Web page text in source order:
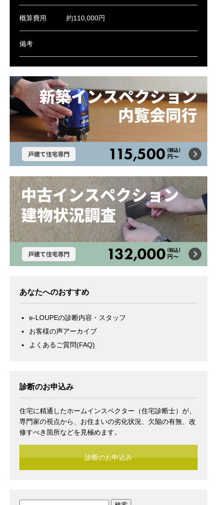
概算費用 約110,000円
備考
あなたへのおすすめ
e-LOUPEの診断内容・スタッフ
お客様の声アーカイブ
よくあるご質問(FAQ)
診断のお申込み
住宅に精通したホームインスペクター（住宅診断士）が、
専門家の視点から、お住まいの劣化状況、欠陥の有無、改
修すべき箇所などを見極めます。
診断のお申込み